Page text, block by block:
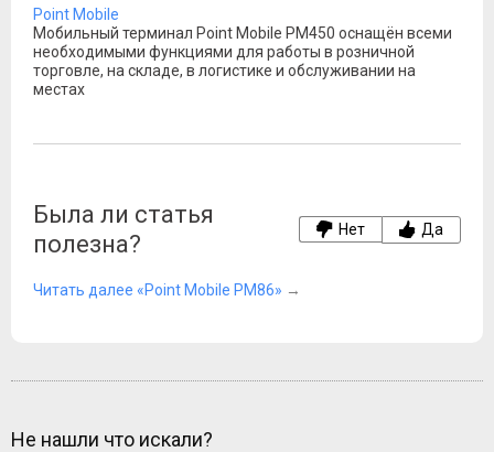
Point Mobile
Мобильный терминал Point Mobile PM450 оснащён всеми
необходимыми функциями для работы в розничной
торговле, на складе, в логистике и обслуживании на
местах
Была ли статья
полезна?
Нет Да
Читать далее «Point Mobile PM86» →
Не нашли что искали?